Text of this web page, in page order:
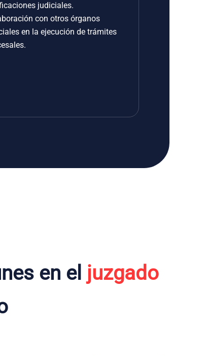
judiciales.
con otros órganos
en la ejecución de trámites
en el juzgado